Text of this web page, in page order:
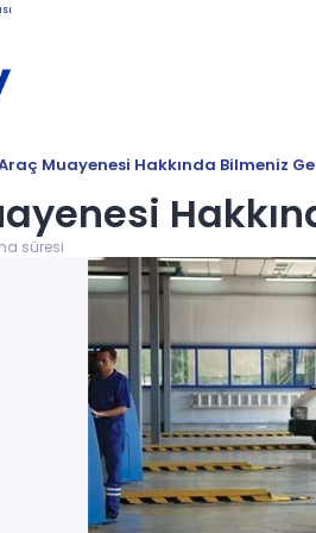
Muayenesi Hakkında Bilmeniz
süresi